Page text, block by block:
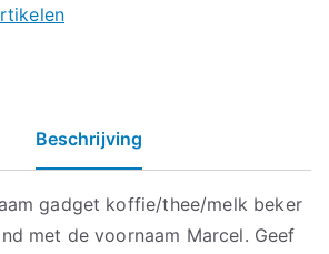
Beschrijving
gadget koffie/thee/melk beker
met de voornaam Marcel. Geef